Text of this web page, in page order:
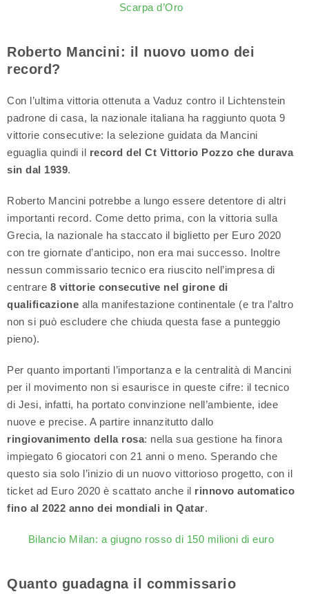
Scarpa d’Oro
Roberto Mancini: il nuovo uomo dei
record?
Con l’ultima vittoria ottenuta a Vaduz contro il Lichtenstein
padrone di casa, la nazionale italiana ha raggiunto quota 9
vittorie consecutive: la selezione guidata da Mancini
eguaglia quindi il record del Ct Vittorio Pozzo che durava
sin dal 1939.
Roberto Mancini potrebbe a lungo essere detentore di altri
importanti record. Come detto prima, con la vittoria sulla
Grecia, la nazionale ha staccato il biglietto per Euro 2020
con tre giornate d’anticipo, non era mai successo. Inoltre
nessun commissario tecnico era riuscito nell’impresa di
centrare 8 vittorie consecutive nel girone di
qualificazione alla manifestazione continentale (e tra l’altro
non si può escludere che chiuda questa fase a punteggio
pieno).
Per quanto importanti l’importanza e la centralità di Mancini
per il movimento non si esaurisce in queste cifre: il tecnico
di Jesi, infatti, ha portato convinzione nell’ambiente, idee
nuove e precise. A partire innanzitutto dallo
ringiovanimento della rosa: nella sua gestione ha finora
impiegato 6 giocatori con 21 anni o meno. Sperando che
questo sia solo l’inizio di un nuovo vittorioso progetto, con il
ticket ad Euro 2020 è scattato anche il rinnovo automatico
fino al 2022 anno dei mondiali in Qatar.
Bilancio Milan: a giugno rosso di 150 milioni di euro
Quanto guadagna il commissario